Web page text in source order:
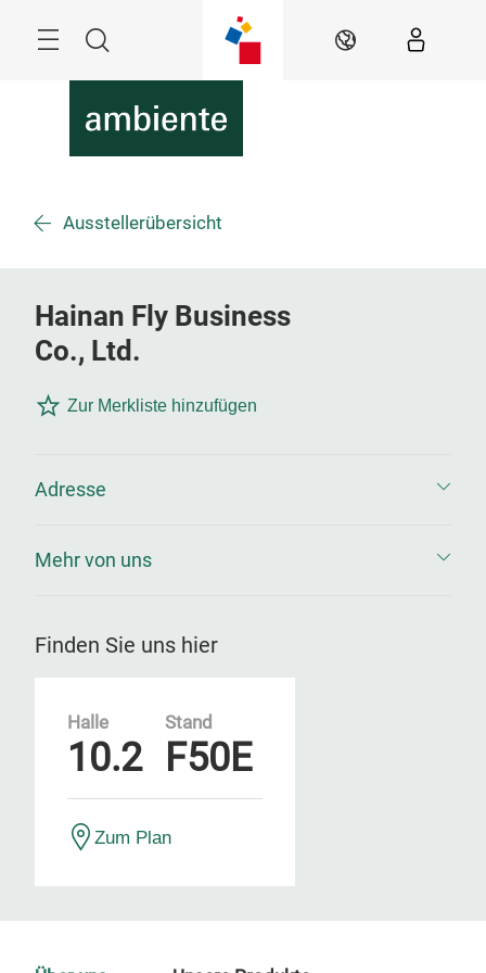
Suche DE
Ausstellerübersicht
Hainan Fly Business
Co., Ltd.
Zur Merkliste hinzufügen
Adresse
Mehr von uns
Finden Sie uns hier
Halle
10.2
Stand
F50E
Zum Plan